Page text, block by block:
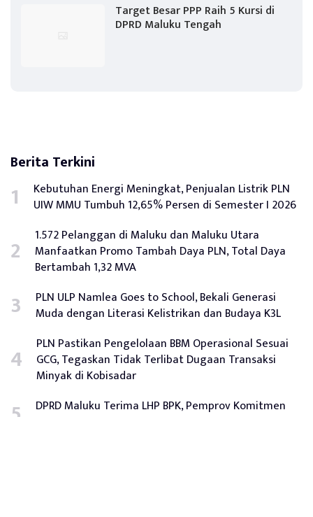
Target Besar PPP Raih 5 Kursi di
DPRD Maluku Tengah
Berita Terkini
Kebutuhan Energi Meningkat, Penjualan Listrik PLN
UIW MMU Tumbuh 12,65% Persen di Semester I 2026
1.572 Pelanggan di Maluku dan Maluku Utara
Manfaatkan Promo Tambah Daya PLN, Total Daya
Bertambah 1,32 MVA
PLN ULP Namlea Goes to School, Bekali Generasi
Muda dengan Literasi Kelistrikan dan Budaya K3L
PLN Pastikan Pengelolaan BBM Operasional Sesuai
GCG, Tegaskan Tidak Terlibat Dugaan Transaksi
Minyak di Kobisadar
DPRD Maluku Terima LHP BPK, Pemprov Komitmen